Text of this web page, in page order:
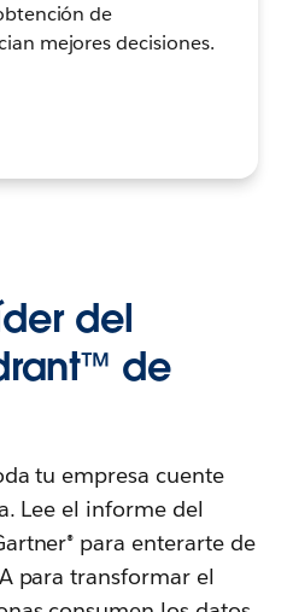
de
mejores decisiones.
del
de
tu empresa cuente
Lee el informe del
para enterarte de
para transformar el